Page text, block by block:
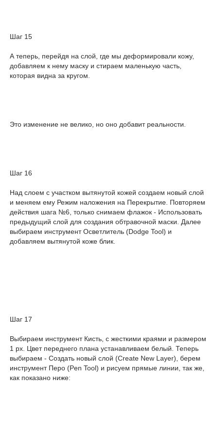
Шаг 15
А теперь, перейдя на слой, где мы деформировали кожу,
добавляем к нему маску и стираем маленькую часть,
которая видна за кругом.
Это изменение не велико, но оно добавит реальности.
Шаг 16
Над слоем с участком вытянутой кожей создаем новый слой
и меняем ему Режим наложения на Перекрытие. Повторяем
действия шага №6, только снимаем флажок - Использовать
предыдущий слой для создания обтравочной маски. Далее
выбираем инструмент Осветлитель (Dodge Tool) и
добавляем вытянутой коже блик.
Шаг 17
Выбираем инструмент Кисть, с жесткими краями и размером
1 рх. Цвет переднего плана устанавливаем белый. Теперь
выбираем - Создать новый слой (Create New Layer), берем
инструмент Перо (Pen Tool) и рисуем прямые линии, так же,
как показано ниже: